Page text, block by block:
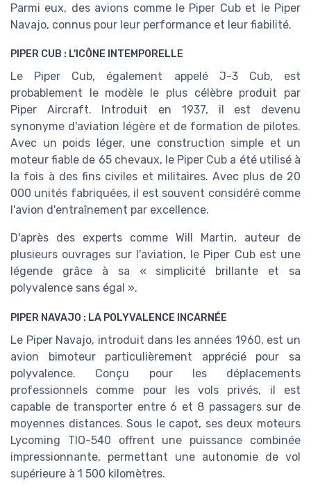
Parmi eux, des avions comme le Piper Cub et le Piper
Navajo, connus pour leur performance et leur fiabilité.
PIPER CUB : L'ICÔNE INTEMPORELLE
Le Piper Cub, également appelé J-3 Cub, est
probablement le modèle le plus célèbre produit par
Piper Aircraft. Introduit en 1937, il est devenu
synonyme d'aviation légère et de formation de pilotes.
Avec un poids léger, une construction simple et un
moteur fiable de 65 chevaux, le Piper Cub a été utilisé à
la fois à des fins civiles et militaires. Avec plus de 20
000 unités fabriquées, il est souvent considéré comme
l'avion d'entraînement par excellence.
D'après des experts comme Will Martin, auteur de
plusieurs ouvrages sur l'aviation, le Piper Cub est une
légende grâce à sa « simplicité brillante et sa
polyvalence sans égal ».
PIPER NAVAJO : LA POLYVALENCE INCARNÉE
Le Piper Navajo, introduit dans les années 1960, est un
avion bimoteur particulièrement apprécié pour sa
polyvalence. Conçu pour les déplacements
professionnels comme pour les vols privés, il est
capable de transporter entre 6 et 8 passagers sur de
moyennes distances. Sous le capot, ses deux moteurs
Lycoming TIO-540 offrent une puissance combinée
impressionnante, permettant une autonomie de vol
supérieure à 1 500 kilomètres.